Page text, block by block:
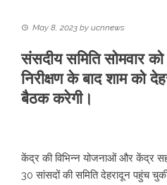
May 8, 2023 by ucnnews
संसदीय समिति सोमवार
निरीक्षण के बाद शाम को
बैठक करेगी।
केंद्र की विभिन्न योजनाओं और केंद्र
30 सांसदों की समिति देहरादून पहुंच